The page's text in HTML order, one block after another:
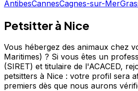
AntibesCannesCagnes-sur-Mer
Petsitter à Nice
Vous hébergez des animaux chez
Maritimes) ? Si vous êtes un
(SIRET) et titulaire de l'ACACED,
petsitters à Nice : votre profil sera
premiers dès que nous aurons